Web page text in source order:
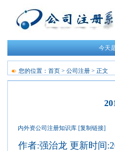
今天
您的位置： 首页 > 公司注册 > 正文
内外资公司注册知识库 [复制链接]
作者:强治龙 更新时间